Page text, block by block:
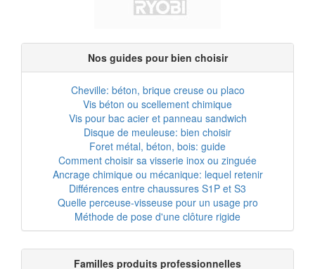
Nos guides pour bien choisir
Cheville: béton, brique creuse ou placo
Vis béton ou scellement chimique
Vis pour bac acier et panneau sandwich
Disque de meuleuse: bien choisir
Foret métal, béton, bois: guide
Comment choisir sa visserie inox ou zinguée
Ancrage chimique ou mécanique: lequel retenir
Différences entre chaussures S1P et S3
Quelle perceuse-visseuse pour un usage pro
Méthode de pose d'une clôture rigide
Familles produits professionnelles